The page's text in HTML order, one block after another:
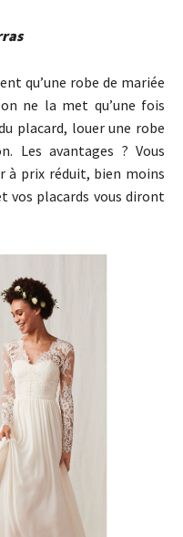
qu’une robe de mariée
ne la met qu’une fois
placard, louer une robe
Les avantages ? Vous
à prix réduit, bien moins
vos placards vous diront